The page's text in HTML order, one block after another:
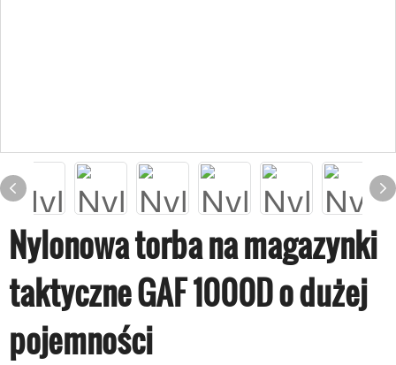
Nylonowa torba na magazynki
taktyczne GAF 1000D o dużej
pojemności